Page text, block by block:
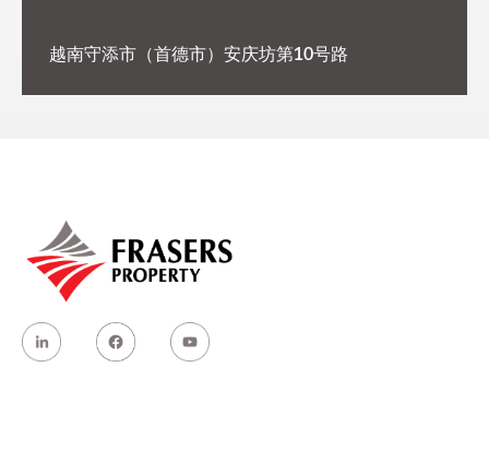
越南守添市（首德市）安庆坊第10号路